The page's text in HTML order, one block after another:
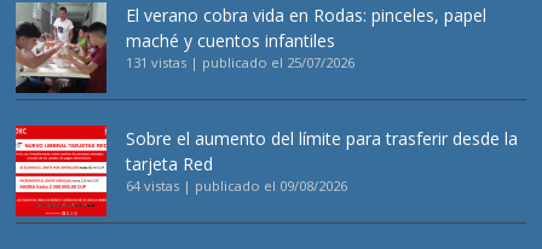
El verano cobra vida en Rodas: pinceles, papel
maché y cuentos infantiles
131 vistas | publicado el 25/07/2026
Sobre el aumento del límite para trasferir desde la
tarjeta Red
64 vistas | publicado el 09/08/2026